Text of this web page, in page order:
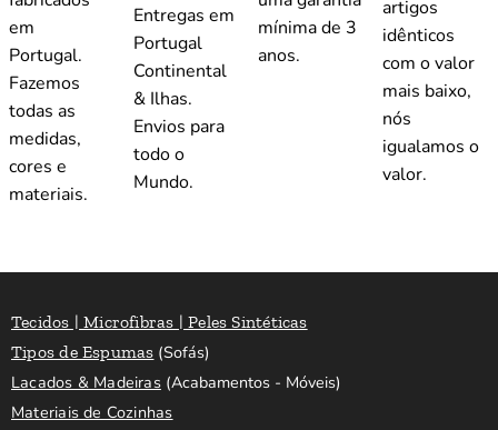
em
Portugal.
Fazemos
todas as
medidas,
cores e
materiais.
Entregas em
Portugal
Continental
& Ilhas.
Envios para
todo o
Mundo.
mínima de 3
anos.
artigos
idênticos
com o valor
mais baixo,
nós
igualamos o
valor.
Tecidos | Microfibras | Peles Sintéticas
Tipos de Espumas (Sofás)
Lacados & Madeiras(Acabamentos - Móveis)
Materiais de Cozinhas